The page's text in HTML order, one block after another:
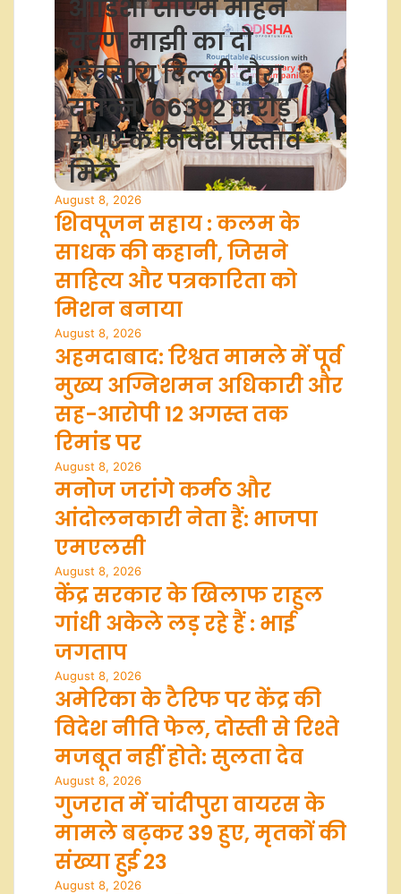
ओडिशा सीएम मोहन
चरण माझी का दो
दिवसीय दिल्ली दौरा
संपन्न, 66392 करोड़
रुपए के निवेश प्रस्ताव
मिले
August 8, 2026
शिवपूजन सहाय : कलम के
साधक की कहानी, जिसने
साहित्य और पत्रकारिता को
मिशन बनाया
August 8, 2026
अहमदाबाद: रिश्वत मामले में पूर्व
मुख्य अग्निशमन अधिकारी और
सह-आरोपी 12 अगस्त तक
रिमांड पर
August 8, 2026
मनोज जरांगे कर्मठ और
आंदोलनकारी नेता हैं: भाजपा
एमएलसी
August 8, 2026
केंद्र सरकार के खिलाफ राहुल
गांधी अकेले लड़ रहे हैं : भाई
जगताप
August 8, 2026
अमेरिका के टैरिफ पर केंद्र की
विदेश नीति फेल, दोस्ती से रिश्ते
मजबूत नहीं होते: सुलता देव
August 8, 2026
गुजरात में चांदीपुरा वायरस के
मामले बढ़कर 39 हुए, मृतकों की
संख्या हुई 23
August 8, 2026